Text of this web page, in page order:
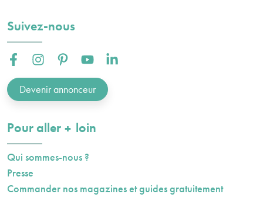
Suivez-nous
Facebook :Instagram :Pinterest :Youtube :Linkedin :
Devenir annonceur
Pour aller plusloin
Qui sommes-nous ?
Presse
Commander nos magazines et guides gratuitement